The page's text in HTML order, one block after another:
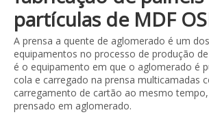
partículas de MDF
A prensa a quente de aglomerado é um
equipamentos no processo de produção
é o equipamento em que o aglomerado é
cola e carregado na prensa multicamadas
carregamento de cartão ao mesmo
prensado em aglomerado.